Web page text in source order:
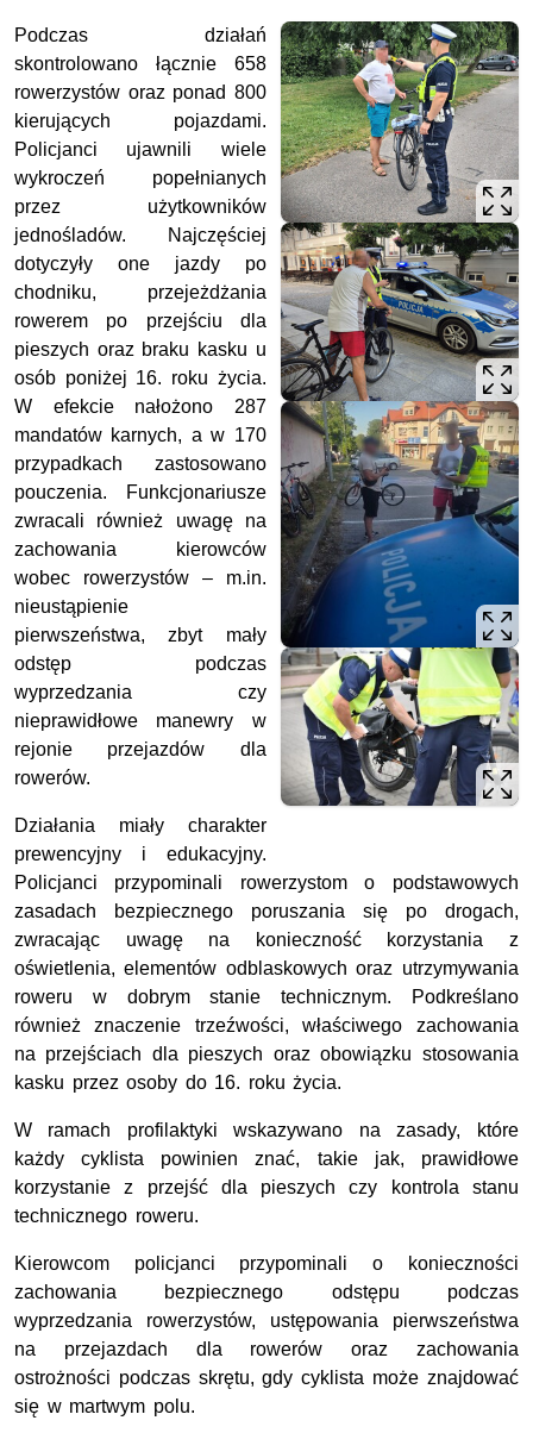
Podczas działań
skontrolowano łącznie 658
rowerzystów oraz ponad 800
kierujących pojazdami.
Policjanci ujawnili wiele
wykroczeń popełnianych
przez użytkowników
jednośladów. Najczęściej
dotyczyły one jazdy po
chodniku, przejeżdżania
rowerem po przejściu dla
pieszych oraz braku kasku u
osób poniżej 16. roku życia.
W efekcie nałożono 287
mandatów karnych, a w 170
przypadkach zastosowano
pouczenia. Funkcjonariusze
zwracali również uwagę na
zachowania kierowców
wobec rowerzystów – m.in.
nieustąpienie
pierwszeństwa, zbyt mały
odstęp podczas
wyprzedzania czy
nieprawidłowe manewry w
rejonie przejazdów dla
rowerów.
Działania miały charakter
prewencyjny i edukacyjny.
Policjanci przypominali rowerzystom o podstawowych
zasadach bezpiecznego poruszania się po drogach,
zwracając uwagę na konieczność korzystania z
oświetlenia, elementów odblaskowych oraz utrzymywania
roweru w dobrym stanie technicznym. Podkreślano
również znaczenie trzeźwości, właściwego zachowania
na przejściach dla pieszych oraz obowiązku stosowania
kasku przez osoby do 16. roku życia.
W ramach profilaktyki wskazywano na zasady, które
każdy cyklista powinien znać, takie jak, prawidłowe
korzystanie z przejść dla pieszych czy kontrola stanu
technicznego roweru.
Kierowcom policjanci przypominali o konieczności
zachowania bezpiecznego odstępu podczas
wyprzedzania rowerzystów, ustępowania pierwszeństwa
na przejazdach dla rowerów oraz zachowania
ostrożności podczas skrętu, gdy cyklista może znajdować
się w martwym polu.